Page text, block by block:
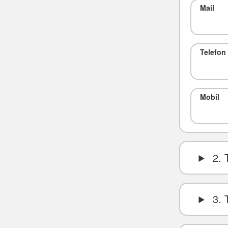
Mail
Telefon
Mobil
2.
3.